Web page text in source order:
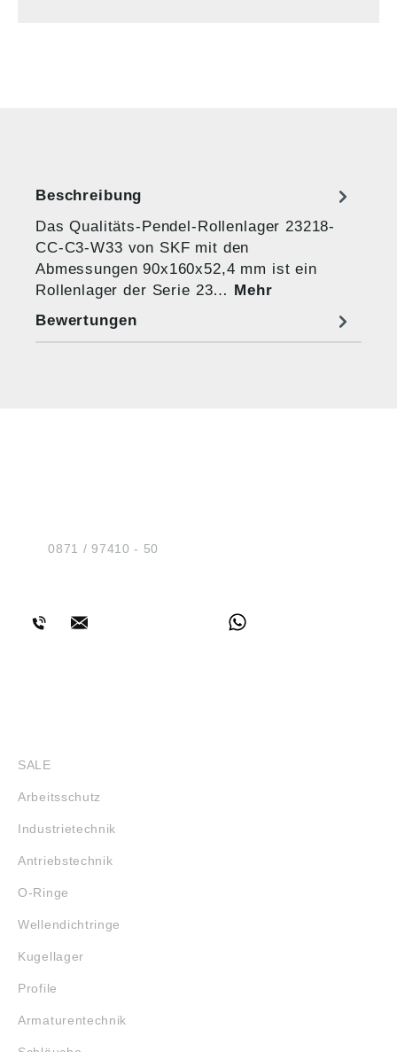
Beschreibung
Das Qualitäts-Pendel-Rollenlager 23218-
CC-C3-W33 von SKF mit den
Abmessungen 90x160x52,4 mm ist ein
Rollenlager der Serie 23… Mehr
Bewertungen
Tel.:0871 / 97410 - 50
SALE
Arbeitsschutz
Industrietechnik
Antriebstechnik
O-Ringe
Wellendichtringe
Kugellager
Profile
Armaturentechnik